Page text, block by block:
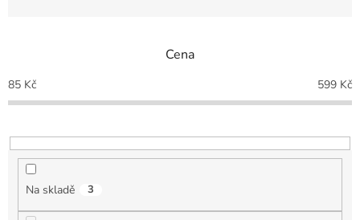
p
r
o
u
Cena
85 Kč 599 Kč
Na skladě 3